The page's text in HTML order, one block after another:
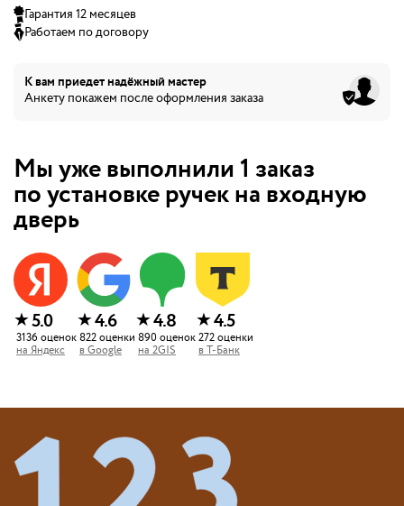
Гарантия 12 месяцев
Работаем по договору
К вам приедетнадёжный мастер
Анкету покажем после оформления заказа
Мы уже выполнили1 заказ
по установке ручек на входную
дверь
★5.0
3136 оценок
на Яндекс
★4.6
822оценки
вGoogle
★4.8
890 оценок
на 2GIS
★4.5
272оценки
вТ-Банк